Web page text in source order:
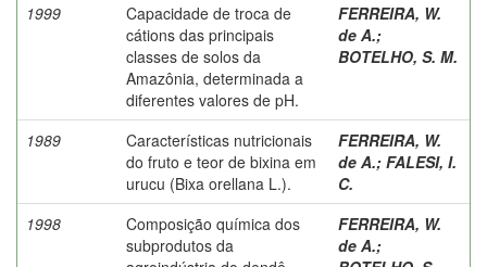
1999
Capacidade de troca de
cátions das principais
classes de solos da
Amazônia, determinada a
diferentes valores de pH.
FERREIRA, W.
de A.;
BOTELHO, S. M.
1989
Características nutricionais
do fruto e teor de bixina em
urucu (Bixa orellana L.).
FERREIRA, W.
de A.; FALESI, I.
C.
1998
Composição química dos
subprodutos da
FERREIRA, W.
de A.;